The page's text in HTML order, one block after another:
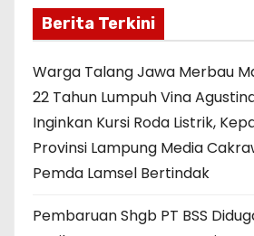
Berita Terkini
Warga Talang Jawa Merbau
22 Tahun Lumpuh Vina
Inginkan Kursi Roda Listrik,
Provinsi Lampung Media
Pemda Lamsel Bertindak
Pembaruan Shgb PT BSS